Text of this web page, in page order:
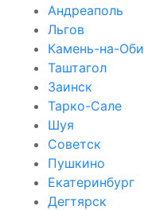
Андреаполь
Льгов
Камень-на-Оби
Таштагол
Заинск
Тарко-Сале
Шуя
Советск
Пушкино
Екатеринбург
Дегтярск